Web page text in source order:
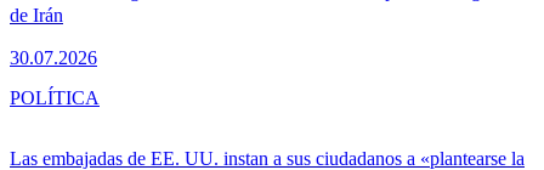
de Irán
30.07.2026
Las embajadas de EE. UU. instan a sus ciudadanos a «plantearse la
POLÍTICA